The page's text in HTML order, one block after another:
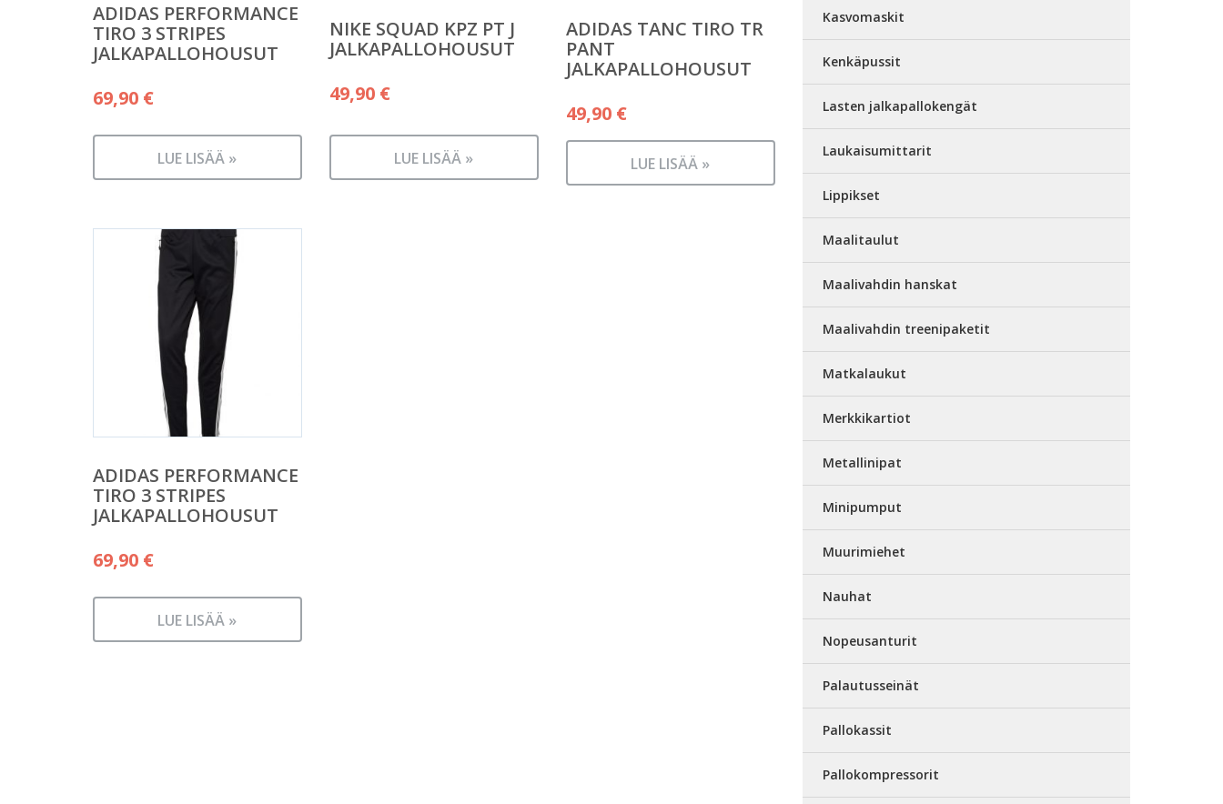
ADIDAS PERFORMANCE
TIRO 3 STRIPES
JALKAPALLOHOUSUT
69,90 €
LUE LISÄÄ »
NIKE SQUAD KPZ PT J
JALKAPALLOHOUSUT
49,90 €
LUE LISÄÄ »
ADIDAS TANC TIRO TR
PANT
JALKAPALLOHOUSUT
49,90 €
LUE LISÄÄ »
ADIDAS PERFORMANCE
TIRO 3 STRIPES
JALKAPALLOHOUSUT
69,90 €
LUE LISÄÄ »
Kasvomaskit
Kenkäpussit
Lasten jalkapallokengät
Laukaisumittarit
Lippikset
Maalitaulut
Maalivahdin hanskat
Maalivahdin treenipaketit
Matkalaukut
Merkkikartiot
Metallinipat
Minipumput
Muurimiehet
Nauhat
Nopeusanturit
Palautusseinät
Pallokassit
Pallokompressorit